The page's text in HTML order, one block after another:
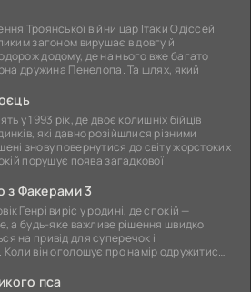
Троянської війни цар Ітаки Одіссей
загоном вирушає в довгу й
додому, де на нього вже багато
дружина Пенелопа. Та шлях, який
у 1993 рік, де двоє колишніх бійців
які давно розійшлися різними
знову повернутися до світу жорстоких
порушує поява загадкової
з Факерами 3
Генрі виріс у родині, де спокій —
а будь-яке важливе рішення швидко
на привід для суперечок і
Коли він оголошує про намір одружитися,
пса